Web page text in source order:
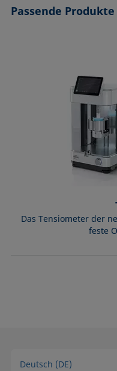
Passende Produkte
Das Tensiometer der
feste
Deutsch (DE)